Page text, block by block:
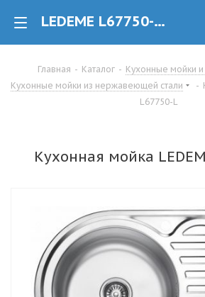
LEDEME L67750-L Кухонная мойка из нержавеющей стали купить в Минске
Главная - Каталог - Кухонные мойки
Кухонные мойки из нержавеющей стали
-
L67750-L
Кухонная мойка